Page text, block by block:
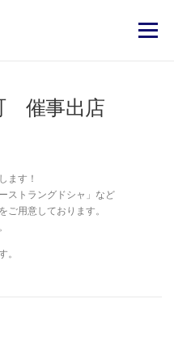
メニュー
催事出店
ます！
ストラングドシャ」など
ご用意しております。